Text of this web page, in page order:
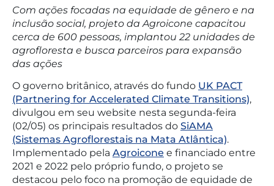
Com ações focadas na equidade de gênero e na
inclusão social, projeto da Agroicone capacitou
cerca de 600 pessoas, implantou 22 unidades de
agrofloresta e busca parceiros para expansão
das ações
O governo britânico, através do fundo UK PACT
(Partnering for Accelerated Climate Transitions),
divulgou em seu website nesta segunda-feira
(02/05) os principais resultados do SiAMA
(Sistemas Agroflorestais na Mata Atlântica).
Implementado pela Agroicone e financiado entre
2021 e 2022 pelo próprio fundo, o projeto se
destacou pelo foco na promoção de equidade de